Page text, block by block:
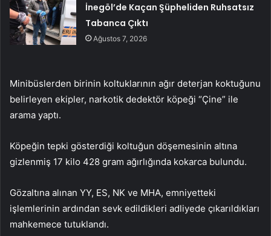
İnegöl’de Kaçan Şüpheliden Ruhsatsız
Tabanca Çıktı
Ağustos 7, 2026
Minibüslerden birinin koltuklarının ağır deterjan koktuğunu
belirleyen ekipler, narkotik dedektör köpeği “Çine” ile
arama yaptı.
Köpeğin tepki gösterdiği koltuğun döşemesinin altına
gizlenmiş 17 kilo 428 gram ağırlığında kokarca bulundu.
Gözaltına alınan YY, ES, NK ve MHA, emniyetteki
işlemlerinin ardından sevk edildikleri adliyede çıkarıldıkları
mahkemece tutuklandı.